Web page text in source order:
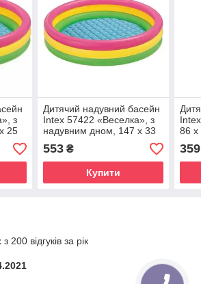
з
25
Дитячий надувний басейн
Intex 57422 «Веселка», з
надувним дном, 147 х 33
553₴
Купити
86 х
359
200 відгуків за рік